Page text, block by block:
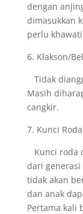
dengan
dimasukkan
perlu
6. Klakson/
Tidak
Masih
cangkir.
7. Kunci
Kunci roda
dari generasi
tidak akan
dan anak
Pertama kali